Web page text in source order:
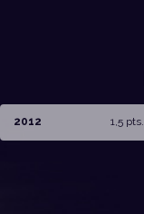
2012 1,5 pts.